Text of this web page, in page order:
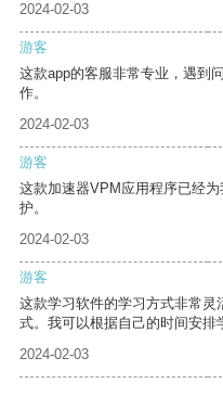
2024-02-03
游客
这款app的客服非常专业，遇到
作。
2024-02-03
游客
这款加速器VPM应用程序已经
护。
2024-02-03
游客
这款学习软件的学习方式非常
式。我可以根据自己的时间安排
2024-02-03